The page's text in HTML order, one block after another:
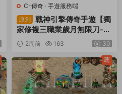
C-傳奇 · 手遊服務端
原創
戰神引擎傳奇手遊【獨
家修複三職業歲月無限刀-白
豬3.0】Win一鍵服務端+安
卓蘋果雙端+GM授權後台
+視頻架設教程
2周前 163 30
薦